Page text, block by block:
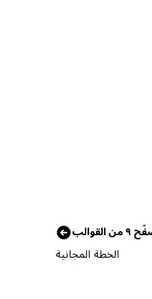
القوالب
الخطة المجانية